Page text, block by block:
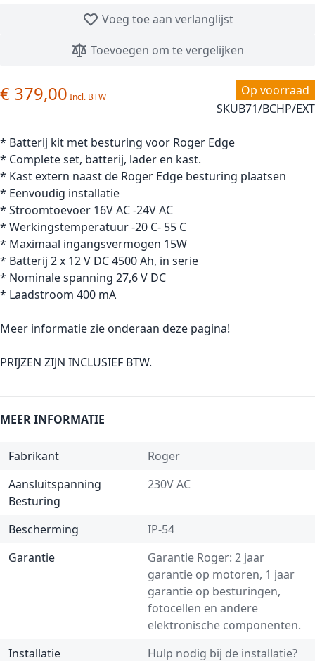
Voeg toe aan verlanglijst
Toevoegen om te vergelijken
Op voorraad
SKUB71/BCHP/EXT
€ 379,00
* Batterij kit met besturing voor Roger Edge
* Complete set, batterij, lader en kast.
* Kast extern naast de Roger Edge besturing plaatsen
* Eenvoudig installatie
* Stroomtoevoer 16V AC -24V AC
* Werkingstemperatuur -20 C- 55 C
* Maximaal ingangsvermogen 15W
* Batterij 2 x 12 V DC 4500 Ah, in serie
* Nominale spanning 27,6 V DC
* Laadstroom 400 mA
Meer informatie zie onderaan deze pagina!
PRIJZEN ZIJN INCLUSIEF BTW.
MEER INFORMATIE
Fabrikant
Roger
Aansluitspanning
Besturing
230V AC
Bescherming
IP-54
Garantie
Garantie Roger: 2 jaar
garantie op motoren, 1 jaar
garantie op besturingen,
fotocellen en andere
elektronische componenten.
Installatie
Hulp nodig bij de installatie?